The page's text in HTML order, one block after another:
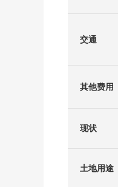
交通
其他费用
现状
土地用途